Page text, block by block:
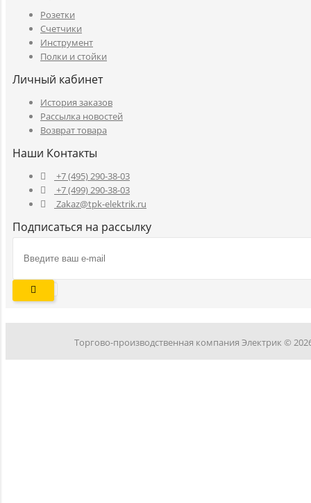
Розетки
Счетчики
Инструмент
Полки и стойки
Личный кабинет
История заказов
Рассылка новостей
Возврат товара
Наши Контакты
+7 (495) 290-38-03
+7 (499) 290-38-03
Zakaz@tpk-elektrik.ru
Подписаться на рассылку
Торгово-производственная компания Электрик ©